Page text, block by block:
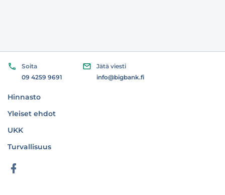
Hinnasto
Yleiset ehdot
UKK
Turvallisuus
Soita
09 4259 9691
Jätä viesti
info@bigbank.fi